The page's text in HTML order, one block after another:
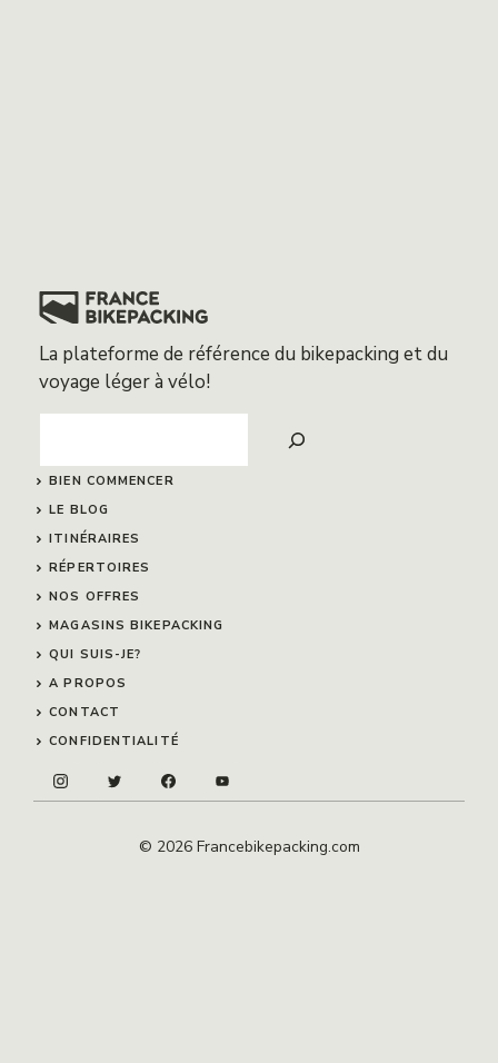
La plateforme de référence du bikepacking et du
voyage léger à vélo!
BIEN COMMENCER
LE BLOG
ITINÉRAIRES
RÉPERTOIRES
NOS OFFRES
MAGASINS BIKEPACKING
QUI SUIS-JE?
A PROPOS
CONTACT
CONFIDENTIALITÉ
© 2026 Francebikepacking.com